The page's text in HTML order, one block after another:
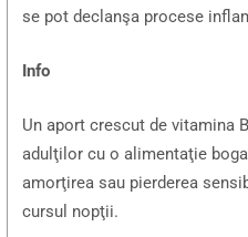
se pot declanşa procese
Info
Un aport crescut de vitamina
adulţilor cu o alimentaţie
amorţirea sau pierderea
cursul nopţii.